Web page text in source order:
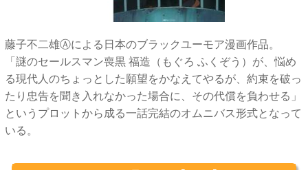
藤子不二雄Ⓐによる日本のブラックユーモア漫画作品。
「謎のセールスマン喪黒 福造（もぐろ ふくぞう）が、悩め
る現代人のちょっとした願望をかなえてやるが、約束を破っ
たり忠告を聞き入れなかった場合に、その代償を負わせる」
というプロットから成る一話完結のオムニバス形式となって
いる。